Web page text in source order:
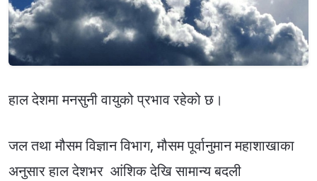
हाल देशमा मनसुनी वायुको प्रभाव रहेको छ।
जल तथा मौसम विज्ञान विभाग, मौसम पूर्वानुमान महाशाखाका
अनुसार हाल देशभर आंशिक देखि सामान्य बदली